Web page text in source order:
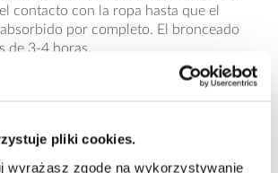
pliki cookies.
wyrażasz zgodę na wykorzystywanie
contacto con la ropa hasta que el
por completo. El bronceado
de 3-4 horas.
100 Stearate, Ethylhexyl Triazone,
Glycol, Cetearyl Alcohol,
Elaeis Guineensis (Palm) Oil, Butyl